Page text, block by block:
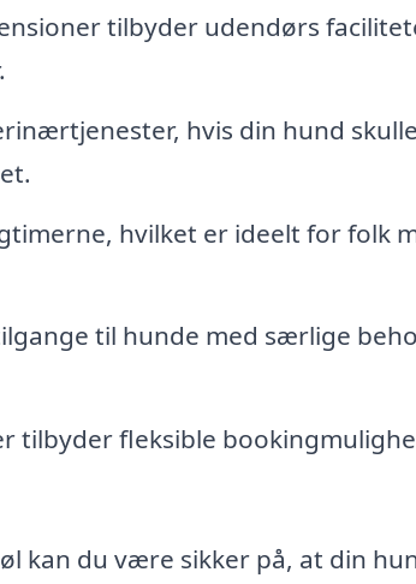
tilbyder udendørs
hvis din hund
hvilket er ideelt for folk
til hunde med særlige
tilbyder fleksible
kan du være sikker på, at din